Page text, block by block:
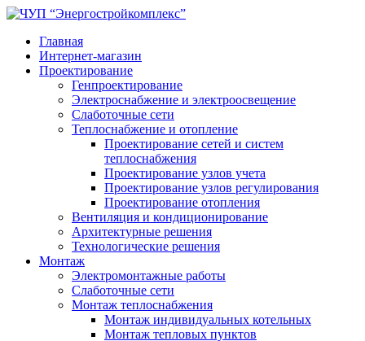
Главная
Интернет-магазин
Проектирование
Генпроектирование
Электроснабжение и электроосвещение
Слаботочные сети
Теплоснабжение и отопление
Проектирование сетей и систем
теплоснабжения
Проектирование узлов учета
Проектирование узлов регулирования
Проектирование отопления
Вентиляция и кондиционирование
Архитектурные решения
Технологические решения
Монтаж
Электромонтажные работы
Слаботочные сети
Монтаж теплоснабжения
Монтаж индивидуальных котельных
Монтаж тепловых пунктов